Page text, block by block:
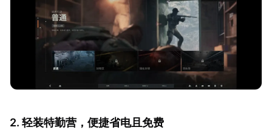
2. 轻装特勤营，便捷省电且免费